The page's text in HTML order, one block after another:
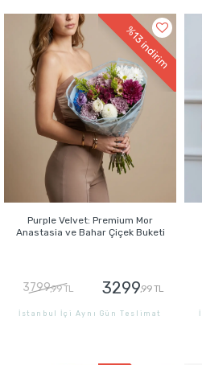
%13
indirim
Purple Velvet: Premium Mor
Anastasia ve Bahar Çiçek Buketi
3799,99 TL 3299,99 TL
İstanbul İçi Aynı Gün Teslimat